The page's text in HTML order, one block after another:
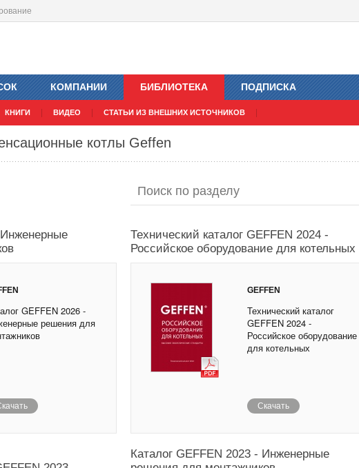
КОМПАНИИ БИБЛИОТЕКА
КНИГИ ВИДЕО СТАТЬИ ИЗ ВНЕШНИХ ИСТОЧНИКОВ
ПОДПИСКА
котлы Geffen
Инженерные
GEFFEN 2026 -
решения для
Технический каталог GEFFEN 2024 -
Российское оборудование для котельных
GEFFEN
Технический каталог
GEFFEN 2024 -
Российское оборудование
для котельных
Скачать
Каталог GEFFEN 2023 - Инженерные